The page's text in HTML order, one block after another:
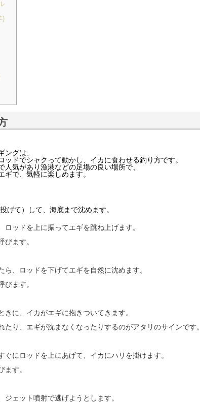
)
ングは、
ッドでシャクって動かし、イカに食わせる釣り方です。
人気があり漁港などの足場の良い場所で、
ギで、気軽に楽しめます。
げて）して、海底まで沈めます。
ッドを上に振ってエギを跳ね上げます。
ます。
、ロッドを下げてエギを自然に沈めます。
ます。
に、イカがエギに抱きついてきます。
り、エギが沈まなくなったりするのがアタリのサインです。
にロッドを上にあげて、イカにハリを掛けます。
す。
ェット噴射で逃げようとします。